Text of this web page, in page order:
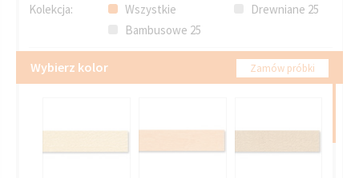
Kolekcja: Wszystkie
Drewniane 25
Bambusowe 25
Wybierz kolor Zamów próbki